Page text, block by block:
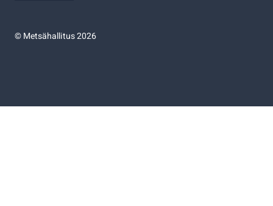
©Metsähallitus 2026